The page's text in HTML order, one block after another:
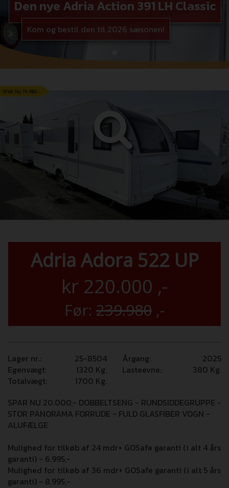
Den nye Adria Action 391 LH Classic
Kom og bestil den til 2026 sæsonen!
Adria Adora 522 UP
kr 220.000 ,-
Før: 239.980 ,-
Lager nr.: 25-8504 Årgang:
2025
Egenvægt:
1320 Kg. Lasteevne: 380 Kg.
Totalvægt:
1700 Kg.
SPAR NU 20.000,- DOBBELTSENG - RUNDSIDDEGRUPPE -
STOR PANORAMA FORRUDE - FULD GLASFIBER VOGN -
ALUFÆLGE
Mulighed for tilkøb af 24 mdr+ GOSafe garanti (i alt 4 års
garanti) - 6.995,-
Mulighed for tilkøb af 36 mdr+ GOSafe garanti (i alt 5 års
garanti) - 8.995,-